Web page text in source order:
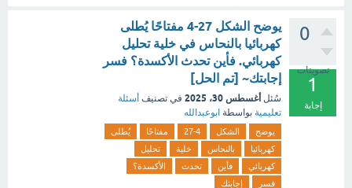
0
تصويتات
1
إجابة
يوضح الشكل 27-4 مفتاحًا يُطلى
كهربائيا بالنحاس في خلية تحليل
كهربائي. فأين تحدث الأكسدة؟ فسر
إجابتك~ [تم الحل]
سُئل أغسطس 30، 2025 في تصنيف أسئلة
تعليمية بواسطة ابوعبدالله
يوضح الشكل 27-4 مفتاحًا
يُطلى
كهربائيا
بالنحاس خلية
تحليل
كهربائي
فأين تحدث
الأكسدة؟
فسر
إجابتك